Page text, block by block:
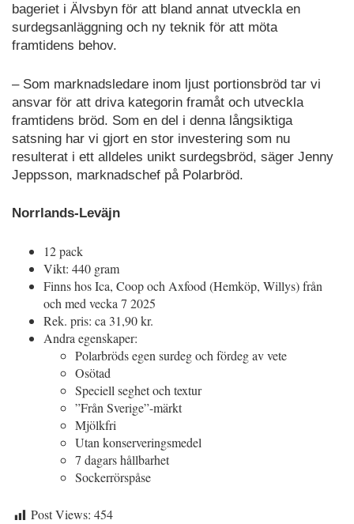
bageriet i Älvsbyn för att bland annat utveckla en
surdegsanläggning och ny teknik för att möta
framtidens behov.
– Som marknadsledare inom ljust portionsbröd tar vi
ansvar för att driva kategorin framåt och utveckla
framtidens bröd. Som en del i denna långsiktiga
satsning har vi gjort en stor investering som nu
resulterat i ett alldeles unikt surdegsbröd, säger Jenny
Jeppsson, marknadschef på Polarbröd.
Norrlands-Leväjn
12 pack
Vikt: 440 gram
Finns hos Ica, Coop och Axfood (Hemköp, Willys) från
och med vecka 7 2025
Rek. pris: ca 31,90 kr.
Andra egenskaper:
Polarbröds egen surdeg och fördeg av vete
Osötad
Speciell seghet och textur
”Från Sverige”-märkt
Mjölkfri
Utan konserveringsmedel
7 dagars hållbarhet
Sockerrörspåse
Post Views: 454